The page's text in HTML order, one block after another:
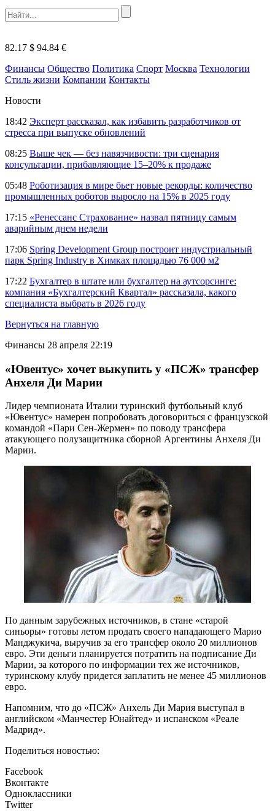
82.17 $ 94.84 €
Финансы Общество Политика Спорт Москва Технологии
Стиль жизни Компании Контакты
Новости
18:42 Эксперт рассказал, как избавить разработчиков от
стресса при выпуске обновлений
08:25 Выше чек — без навязчивости: три сценария
консультации, прибавляющие 15–20% к продаже
05:48 Роботизация в мире бьет новые рекорды: количество
промышленных роботов выросло на 15% в 2025 году
17:15 «Ренессанс Страхование» назвал пятницу самым
аварийным днем недели
17:06 Spring Development Group построит индустриальный
парк Spring Industry в Химках площадью 76 000 м2
17:22 Бухгалтер в штате или бухгалтер на аутсорсинге:
компания «Бухгалтерский Квартал» рассказала, какого
специалиста выбрать в 2026 году
Вернуться на главную
Финансы 28 апреля 22:19
«Ювентус» хочет выкупить у «ПСЖ» трансфер
Анхеля Ди Марии
Лидер чемпионата Италии туринский футбольный клуб
«Ювентус» намерен попробовать договориться с французской
командой «Пари Сен-Жермен» по поводу трансфера
атакующего полузащитника сборной Аргентины Анхеля Ди
Марии.
По данным зарубежных источников, в стане «старой
синьоры» готовы летом продать своего нападающего Марио
Манджукича, выручив за его трансфер около 20 миллионов
евро. Эти деньги планируется потратить на подписание Ди
Марии, за которого по информации тех же источников,
туринскому клубу придется заплатить не менее 45 миллионов
евро.
Напомним, что до «ПСЖ» Анхель Ди Мария выступал в
английском «Манчестер Юнайтед» и испанском «Реале
Мадрид».
Поделиться новостью:
Facebook
Вконтакте
Одноклассники
Twitter